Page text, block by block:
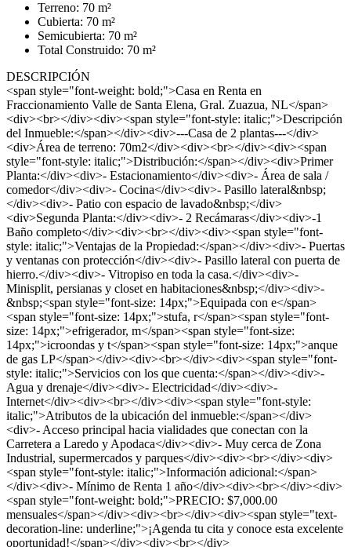
Terreno: 70 m²
Cubierta: 70 m²
Semicubierta: 70 m²
Total Construido: 70 m²
DESCRIPCIÓN
<span style="font-weight: bold;">Casa en Renta en
Fraccionamiento Valle de Santa Elena, Gral. Zuazua, NL</span>
<div><br></div><div><span style="font-style: italic;">Descripción
del Inmueble:</span></div><div>---Casa de 2 plantas---</div>
<div>Área de terreno: 70m2</div><div><br></div><div><span
style="font-style: italic;">Distribución:</span></div><div>Primer
Planta:</div><div>- Estacionamiento</div><div>- Área de sala /
comedor</div><div>- Cocina</div><div>- Pasillo lateral&nbsp;
</div><div>- Patio con espacio de lavado&nbsp;</div>
<div>Segunda Planta:</div><div>- 2 Recámaras</div><div>-1
Baño completo</div><div><br></div><div><span style="font-
style: italic;">Ventajas de la Propiedad:</span></div><div>- Puertas
y ventanas con protección</div><div>- Pasillo lateral con puerta de
hierro.</div><div>- Vitropiso en toda la casa.</div><div>-
Minisplit, persianas y closet en habitaciones&nbsp;</div><div>-
&nbsp;<span style="font-size: 14px;">Equipada con e</span>
<span style="font-size: 14px;">stufa, r</span><span style="font-
size: 14px;">efrigerador, m</span><span style="font-size:
14px;">icroondas y t</span><span style="font-size: 14px;">anque
de gas LP</span></div><div><br></div><div><span style="font-
style: italic;">Servicios con los que cuenta:</span></div><div>-
Agua y drenaje</div><div>- Electricidad</div><div>-
Internet</div><div><br></div><div><span style="font-style:
italic;">Atributos de la ubicación del inmueble:</span></div>
<div>- Acceso principal hacia vialidades que conectan con la
Carretera a Laredo y Apodaca</div><div>- Muy cerca de Zona
Industrial, supermercados y parques</div><div><br></div><div>
<span style="font-style: italic;">Información adicional:</span>
</div><div>- Mínimo de Renta 1 año</div><div><br></div><div>
<span style="font-weight: bold;">PRECIO: $7,000.00
mensuales</span></div><div><br></div><div><span style="text-
decoration-line: underline;">¡Agenda tu cita y conoce esta excelente
oportunidad!</span></div><div><br></div>